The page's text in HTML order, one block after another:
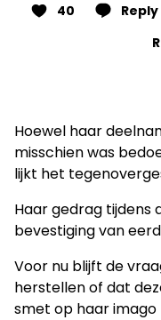
40 Reply
Hoewel haar
misschien was
lijkt het
Haar gedrag tijdens
bevestiging van
Voor nu blijft de
herstellen of dat
smet op haar imago